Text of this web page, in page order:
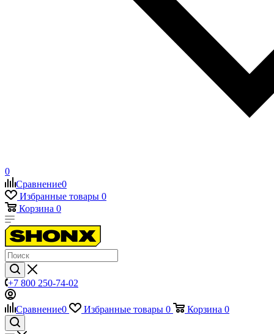
0
Сравнение0
Избранные товары 0
Корзина 0
+7 800 250-74-02
Сравнение0 Избранные товары 0 Корзина 0